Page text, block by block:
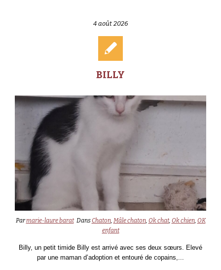
4 août 2026
BILLY
Parmarie-laure barat DansChaton, Mâle chaton, Ok chat, Ok chien, OK
enfant
Billy, un petit timide Billy est arrivé avec ses deux sœurs. Elevé
par une maman d’adoption et entouré de copains,...